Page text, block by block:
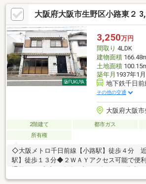
います！〇全居室収納完備！大きなクローゼ
で、整理整頓が簡単！〇カウンターキッチン付
の会話を楽しみながら料理ができます〇トイ
混雑時も安心！毎日の生活が快適に〇スーパー
内！日常のお買い物が便利な立地です〇バル
リラックスタイムやガーデニングを楽しめます
大阪府大阪市生野区小路東２
3,250万円
間取り 4LDK
建物面積
土地面積
築年月 1937年1
地下鉄千日前
その他の交通
大阪府大阪
2階建て 都市ガス
所有権
◇大阪メトロ千日前線【小路駅】徒歩４分
駅】徒歩１３分◆２ＷＡＹアクセス可能で便
ＤＫは家族みんなの団らん空間♪◆全居室収納